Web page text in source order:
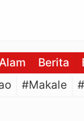
Berita
#Makale